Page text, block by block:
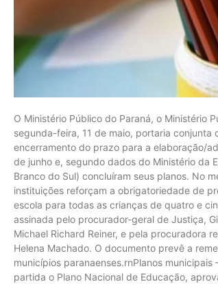
O Ministério Público do Paraná, o Ministério
segunda-feira, 11 de maio, portaria
encerramento do prazo para a elaboração/
de junho e, segundo dados do Ministério da
Branco do Sul) concluíram seus planos. No
instituições reforçam a obrigatoriedade de
escola para todas as crianças de quatro e
assinada pelo procurador-geral de Justiça,
Michael Richard Reiner, e pela procuradora
Helena Machado. O documento prevê a
municípios paranaenses.rnPlanos
partida o Plano Nacional de Educação,